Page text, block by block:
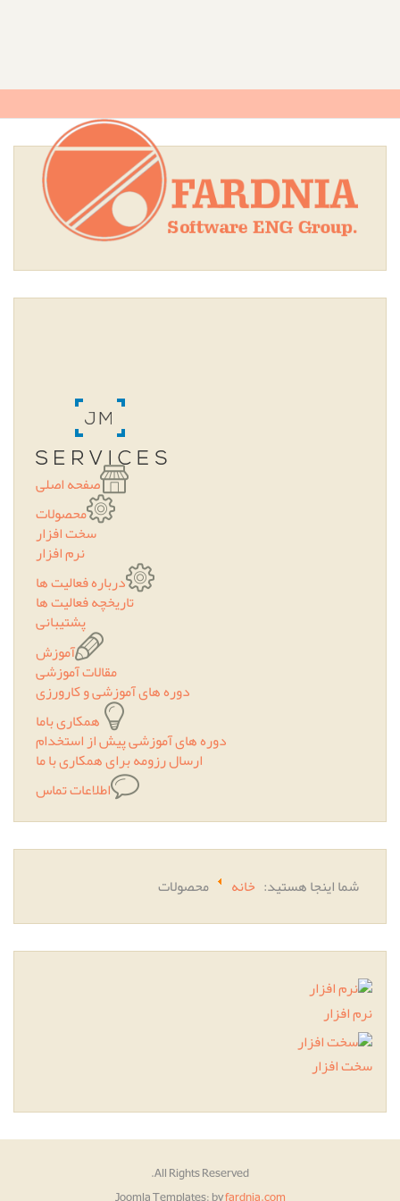
صفحه اصلی
محصولات
سخت افزار
نرم افزار
درباره فعالیت ها
تاریخچه فعالیت ها
پشتیبانی
آموزش
مقالات آموزشی
دوره های آموزشی و کارورزی
همکاری باما
دوره های آموزشی پیش از استخدام
ارسال رزومه برای همکاری با ما
اطلاعات تماس
شما اینجا هستید: خانه محصولات
نرم افزار
سخت افزار
All Rights Reserved.